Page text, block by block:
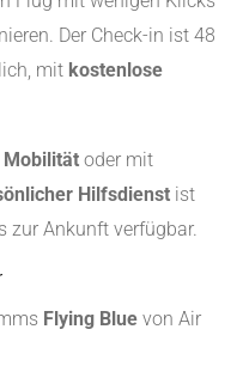
Der Check-in ist 48
mit kostenlose
oder mit
Hilfsdienst ist
zur Ankunft verfügbar.
Flying Blue von Air